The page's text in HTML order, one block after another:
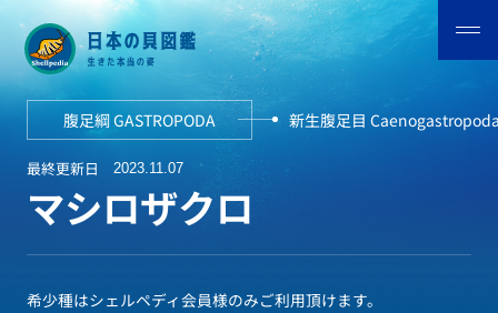
腹足綱 GASTROPODA 新生腹足目
最終更新日 2023.11.07
マシロザクロ
希少種はシェルペディ会員様のみご利用頂けます。